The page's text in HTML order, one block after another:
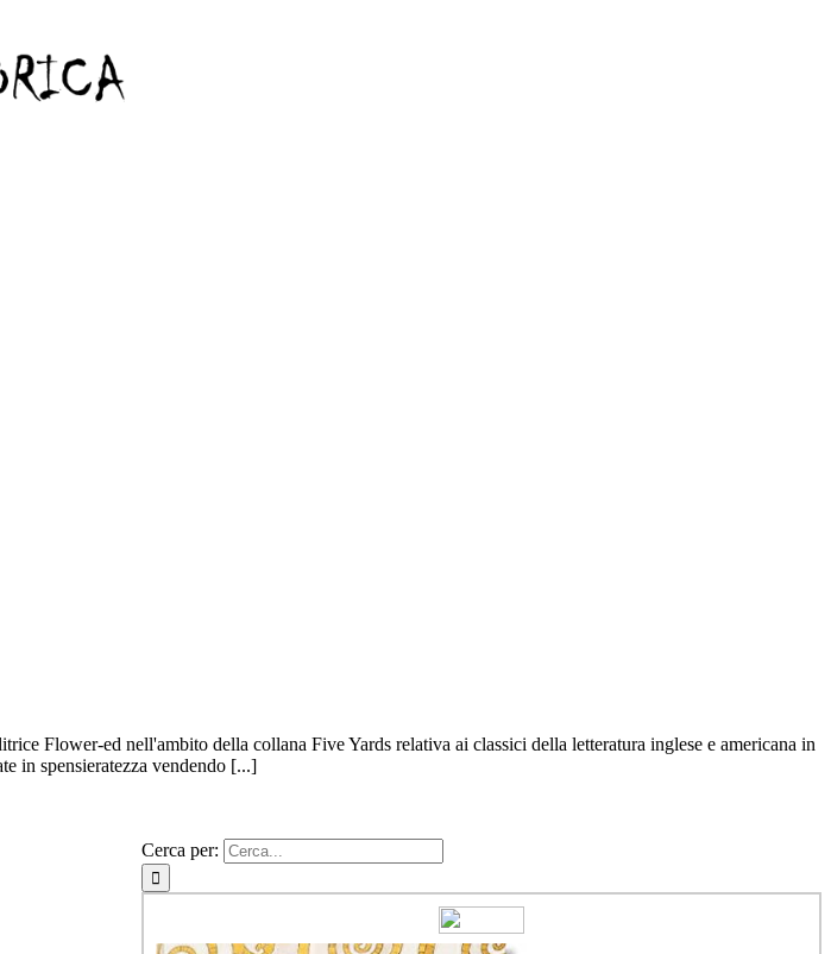
Flower-ed nell'ambito della collana Five Yards relativa ai classici della letteratura inglese e americana in
in spensieratezza vendendo [...]
Cerca per: